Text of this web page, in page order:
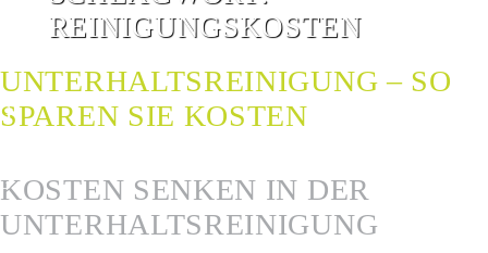
REINIGUNGSKOSTEN
UNTERHALTSREINIGUNG – SO
SPAREN SIE KOSTEN
KOSTEN SENKEN IN DER
UNTERHALTSREINIGUNG